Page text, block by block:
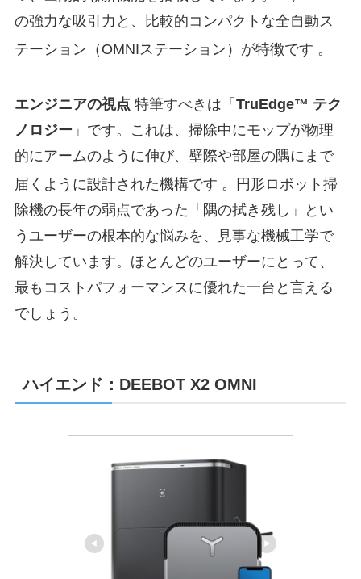
の強力な吸引力と、比較的コンパクトな全自動ス
テーション（OMNIステーション）が特徴です 。
エンジニアの視点 特筆すべきは「 TruEdge™️ テク
ノロジー 」です。これは、掃除中にモップが物理
的にアームのように伸び、壁際や部屋の隅にまで
届くように設計された機構です 。円形ロボット掃
除機の長年の弱点であった「隅の拭き残し」とい
うユーザーの根本的な悩みを、見事な機械工学で
解決しています。ほとんどのユーザーにとって、
最もコストパフォーマンスに優れた一台と言える
でしょう。
ハイエンド：DEEBOT X2 OMNI